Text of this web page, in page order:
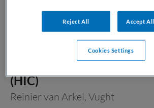
Meest recente vacatures op
banenbank | Werk(t) in zorg
Nachtdienst High
(HIC)
Reinier van Arkel, Vught
Reject All Accept
Cookies Settings